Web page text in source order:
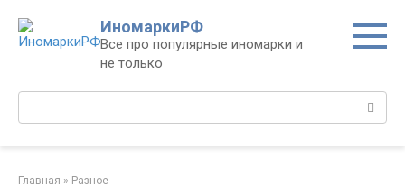
контенту
ИномаркиРФ
Все про популярные иномарки и
не только
Поиск:
Главная » Разное